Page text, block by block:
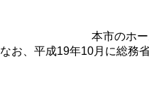
本市のホ
なお、平成19年10月に総務